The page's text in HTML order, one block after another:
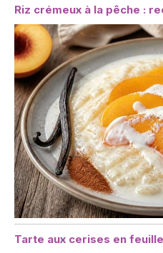
Riz crémeux à la pêche :
Tarte aux cerises en